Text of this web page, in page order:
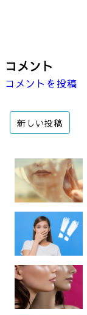
コメント
コメントを投稿
新しい投稿